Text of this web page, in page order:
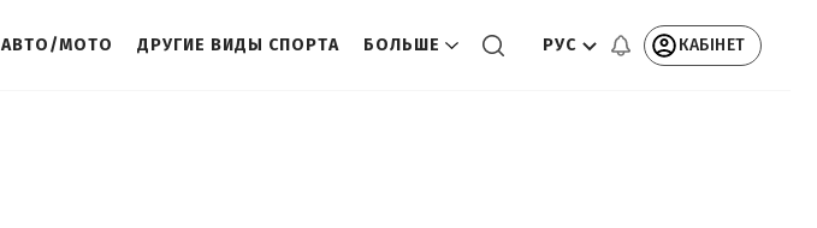
АВТО/МОТО ДРУГИЕ ВИДЫ СПОРТА БОЛЬШЕ РУС КАБІНЕТ